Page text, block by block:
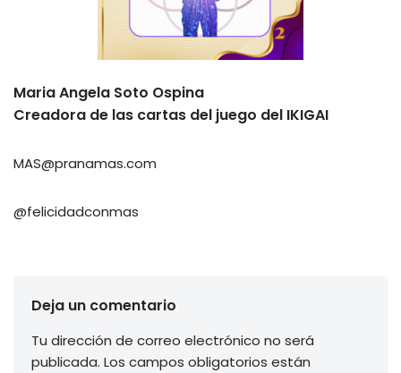
Maria Angela Soto Ospina
Creadora de las cartas del juego del IKIGAI
MAS@pranamas.com
@felicidadconmas
Deja un comentario
Tu dirección de correo electrónico no será
publicada. Los campos obligatorios están